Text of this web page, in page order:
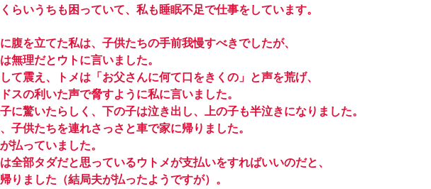
らいうちも困っていて、私も睡眠不足で仕事をしています。
腹を立てた私は、子供たちの手前我慢すべきでしたが、
無理だとウトに言いました。
て震え、トメは「お父さんに何て口をきくの」と声を荒げ、
スの利いた声で脅すように私に言いました。
に驚いたらしく、下の子は泣き出し、上の子も半泣きになりました。
子供たちを連れさっさと車で家に帰りました。
払っていました。
全部タダだと思っているウトメが支払いをすればいいのだと、
りました（結局夫が払ったようですが）。